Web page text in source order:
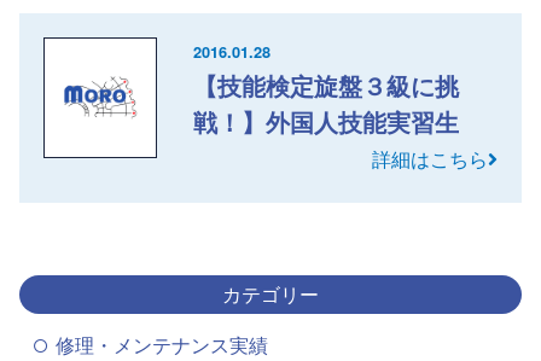
2016.01.28
【技能検定旋盤３級に挑
戦！】外国人技能実習生
詳細はこちら
カテゴリー
修理・メンテナンス実績